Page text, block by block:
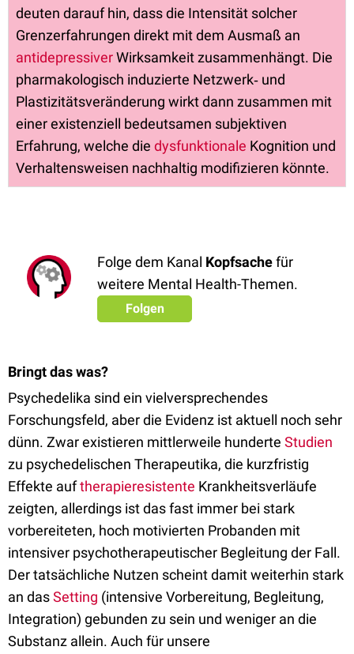
deuten darauf hin, dass die Intensität solcher
Grenzerfahrungen direkt mit dem Ausmaß an
antidepressiverWirksamkeit zusammenhängt. Die
pharmakologisch induzierte Netzwerk‑ und
Plastizitätsveränderung wirkt dann zusammen mit
einer existenziell bedeutsamen subjektiven
Erfahrung, welche die dysfunktionale Kognition und
Verhaltensweisen nachhaltig modifizieren könnte.
Folge dem Kanal Kopfsachefür
weitere Mental Health-Themen.
Folgen
Bringt das was?
Psychedelika sind ein vielversprechendes
Forschungsfeld, aber die Evidenz ist aktuell noch sehr
dünn. Zwar existieren mittlerweile hunderte Studien
zu psychedelischen Therapeutika, die kurzfristig
Effekte auftherapieresistente Krankheitsverläufe
zeigten, allerdings ist das fast immer bei stark
vorbereiteten, hoch motivierten Probanden mit
intensiver psychotherapeutischer Begleitung der Fall.
Der tatsächliche Nutzen scheint damit weiterhin stark
an dasSetting (intensive Vorbereitung, Begleitung,
Integration) gebunden zu sein und weniger an die
Substanz allein. Auch für unsere